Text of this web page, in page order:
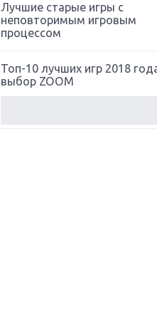
Лучшие старые игры с
неповторимым игровым
процессом
Топ-10 лучших игр 2018
выбор ZOOM